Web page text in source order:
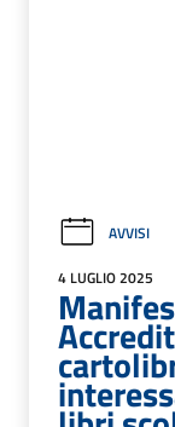
AVVISI
4 LUGLIO 2025